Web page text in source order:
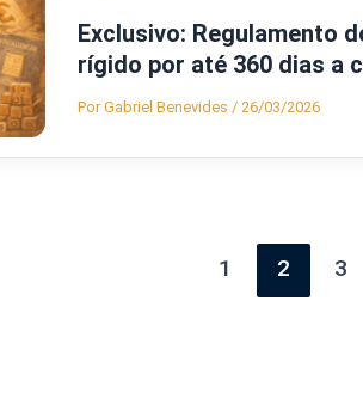
Exclusivo: Regulamento
rígido por até 360 dias a
PorGabriel Benevides / 26/03/2026
1 2 3